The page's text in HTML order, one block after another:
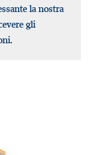
la nostra
gli